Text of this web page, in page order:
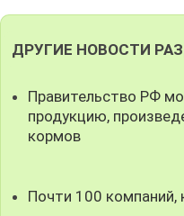
ДРУГИЕ НОВОСТИ
Правительство РФ
продукцию,
кормов
Почти 100